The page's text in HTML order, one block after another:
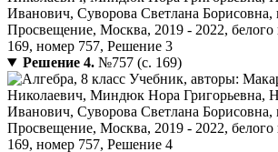
Решение 4.№757 (с. 169)